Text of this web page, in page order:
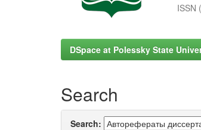
ISSN
DSpace at Polessky State
Search
Search: